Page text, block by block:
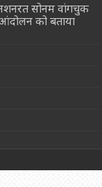
सोनम वांगचुक
को बताया